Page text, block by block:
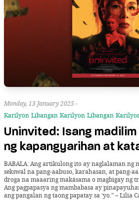
Monday, 13 January 2025 -
Karilyon Libangan Karilyon Libangan
Uninvited: Isang
ng kapangyarihan at
BABALA: Ang artikulong ito ay naglalaman ng
sekswal na pang-aabuso, karahasan, at pang-
droga na maaaring makásama o magbigay ng
Ang pagpapasya ng mambabasa ay
ang pangalan ng taong papatay sa ‘yo.” – Lilia